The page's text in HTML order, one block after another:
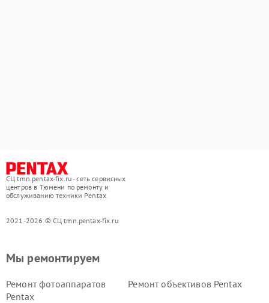
СЦ tmn.pentax-fix.ru - сеть сервисных
центров в Тюмени по ремонту и
обслуживанию техники Pentax
2021-2026 © СЦ tmn.pentax-fix.ru
Мы ремонтируем
Ремонт фотоаппаратов
Pentax
Ремонт объективов Pentax